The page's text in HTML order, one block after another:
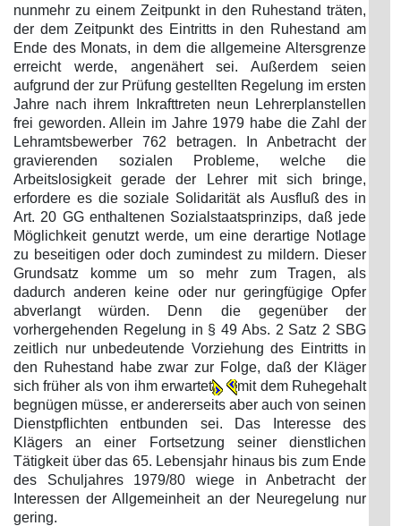
nunmehr zu einem Zeitpunkt in den Ruhestand träten,
der dem Zeitpunkt des Eintritts in den Ruhestand am
Ende des Monats, in dem die allgemeine Altersgrenze
erreicht werde, angenähert sei. Außerdem seien
aufgrund der zur Prüfung gestellten Regelung im ersten
Jahre nach ihrem Inkrafttreten neun Lehrerplanstellen
frei geworden. Allein im Jahre 1979 habe die Zahl der
Lehramtsbewerber 762 betragen. In Anbetracht der
gravierenden sozialen Probleme, welche die
Arbeitslosigkeit gerade der Lehrer mit sich bringe,
erfordere es die soziale Solidarität als Ausfluß des in
Art. 20 GG enthaltenen Sozialstaatsprinzips, daß jede
Möglichkeit genutzt werde, um eine derartige Notlage
zu beseitigen oder doch zumindest zu mildern. Dieser
Grundsatz komme um so mehr zum Tragen, als
dadurch anderen keine oder nur geringfügige Opfer
abverlangt würden. Denn die gegenüber der
vorhergehenden Regelung in § 49 Abs. 2 Satz 2 SBG
zeitlich nur unbedeutende Vorziehung des Eintritts in
den Ruhestand habe zwar zur Folge, daß der Kläger
sich früher als von ihm erwartet
mit dem Ruhegehalt
begnügen müsse, er andererseits aber auch von seinen
Dienstpflichten entbunden sei. Das Interesse des
Klägers an einer Fortsetzung seiner dienstlichen
Tätigkeit über das 65. Lebensjahr hinaus bis zum Ende
des Schuljahres 1979/80 wiege in Anbetracht der
Interessen der Allgemeinheit an der Neuregelung nur
gering.